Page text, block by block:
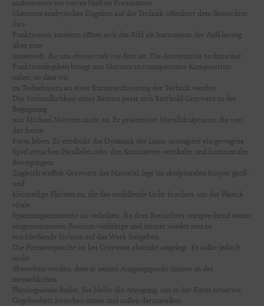
andererseits ein weites Maß an Freiräumen.
Matterns analytisches Zugehen auf die Technik offenbart dem Betrachter
ihre
Funktionen; insofern öffnet sich das Bild als Instrument der Aufklärung
über eine
Innenwelt, die uns ebenso nah wie fern ist. Die Anonymität technischer
Funktionslogiken bringt uns Mattern in transparenter Komposition
näher, so dass wir
zu Teilnehmern an einer Entmystifizierung der Technik werden.
Der Verbindlichkeit eines Rasters passt sich Berthold Grzywatz in der
Begegnung
mit Michael Mattern nicht an. Er präsentiert Metallskulpturen, die von
der freien
Form leben. Er entdeckt die Dynamik der Linie, arrangiert ein gewagtes
Spiel zwischen Parallelen oder den Kontrasten vertikaler und horizontaler
Bewegungen.
Zugleich staffelt Grzywatz das Material, legt im skulpturalen Körper groß-
und
kleinteilige Flächen an, die das einfallende Licht brechen, um der Plastik
vitale
Spannungsmomente zu verleihen, die dem Betrachter entsprechend seiner
eingenommenen Position vielfältige und immer wieder neu zu
erschließende Sichten auf das Werk freigeben.
Die Formensprache ist bei Grzywatz abstrakt angelegt. Es sollte jedoch
nicht
übersehen werden, dass er seinen Ausgangspunkt immer in der
menschlichen
Physiognomie findet. Sie bleibt die Anregung, um in der Form situative
Gegebenheit zwischen innen und außen darzustellen.